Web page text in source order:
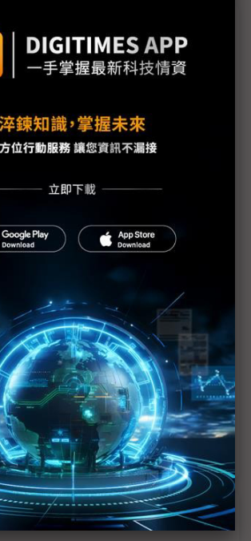
3QFY26財報無畏AI泡沫
老黃賣瓜 AI到底泡不泡沫？
革 走向泡沫化或處在轉捩點？
LPDDR手機記憶體 將造成供應鏈劇烈
規劃周全 NVIDIA仍有大量新
斥AI泡沫隱憂 NVIDIA與OpenAI千億
局晶片封測 點名Amkor、矽品與新創
營收再創歷史新高 AI晶片需求爆
罄
導